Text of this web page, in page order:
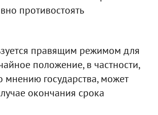
противостоять
правящим режимом для
положение, в частности,
мнению государства, может
окончания срока